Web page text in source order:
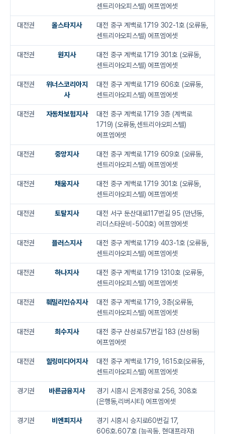
센트리아오피스텔) 에프엠에셋
대전권 올스타지사
대전 중구 계백로 1719 302-1호 (오류동,
센트리아오피스텔) 에프엠에셋
대전권 원지사
대전 중구 계백로 1719 301호 (오류동,
센트리아오피스텔) 에프엠에셋
대전권
위너스코리아지
사
대전 중구 계백로 1719 606호 (오류동,
센트리아오피스텔) 에프엠에셋
대전권 자동차보험지사
대전 중구 계백로 1719 3층 (계백로
1719) (오류동,센트리아오피스텔)
에프엠에셋
대전권 중앙지사
대전 중구 계백로 1719 609호 (오류동,
센트리아오피스텔) 에프엠에셋
대전권 채움지사
대전 중구 계백로 1719 301호 (오류동,
센트리아오피스텔) 에프엠에셋
대전권 토탈지사
대전 서구 둔산대로117번길 95 (만년동,
리더스타운비-500호) 에프엠에셋
대전권 플러스지사
대전 중구 계백로 1719 403-1호 (오류동,
센트리아오피스텔) 에프엠에셋
대전권 하나지사
대전 중구 계백로 1719 1310호 (오류동,
센트리아오피스텔) 에프엠에셋
대전권 훼밀리인슈지사
대전 중구 계백로 1719, 3층(오류동,
센트리아오피스텔) 에프엠에셋
대전권 희수지사
대전 중구 산성로57번길 183 (산성동)
에프엠에셋
대전권 힐링미디어지사
대전 중구 계백로 1719, 1615호(오류동,
센트리아오피스텔) 에프엠에셋
경기권 바른금융지사
경기 시흥시 은계중앙로 256, 308호
(은행동,리버시티) 에프엠에셋
경기권 비엔피지사
경기 시흥시 승지로60번길 17,
606호.607호 (능곡동, 현대프라자)